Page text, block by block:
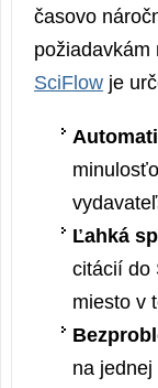
časovo
požiadavkám
SciFlow je
Ľahká
citácií do
miesto v
na